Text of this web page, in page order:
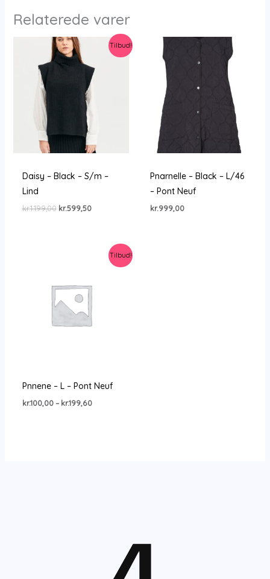
Relaterede varer
Tilbud!
Daisy – Black – S/m –
Lind
kr.1.199,00 Den
kr.599,50Den
kr.599,50.
Pnarnelle – Black – L/46
– Pont Neuf
kr.999,00
Tilbud!
Pnnene – L – Pont Neuf
kr.100,00 – kr.199,60Prisinterval: